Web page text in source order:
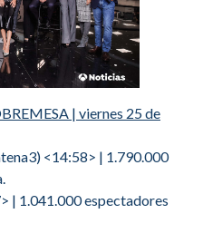
| viernes 25 de
<14:58> | 1.790.000
| 1.041.000 espectadores